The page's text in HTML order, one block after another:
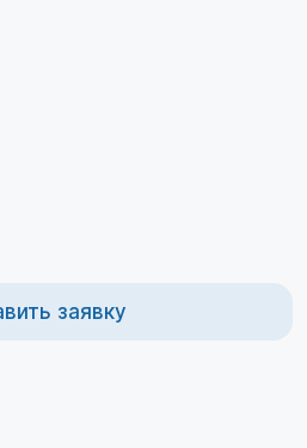
заявку